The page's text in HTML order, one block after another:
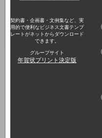
契約書・企画書・文例集など、実
用的で便利なビジネス文書テンプ
レートがネットからダウンロード
できます。
グループサイト
年賀状プリント決定版